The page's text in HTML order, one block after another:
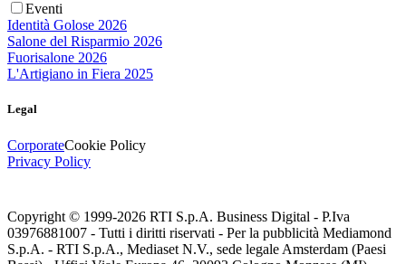
Eventi
Identità Golose 2026
Salone del Risparmio 2026
Fuorisalone 2026
L'Artigiano in Fiera 2025
Legal
CorporateCookie Policy
Privacy Policy
Copyright © 1999-2026 RTI S.p.A. Business Digital - P.Iva
03976881007 - Tutti i diritti riservati - Per la pubblicità Mediamond
S.p.A. - RTI S.p.A., Mediaset N.V., sede legale Amsterdam (Paesi